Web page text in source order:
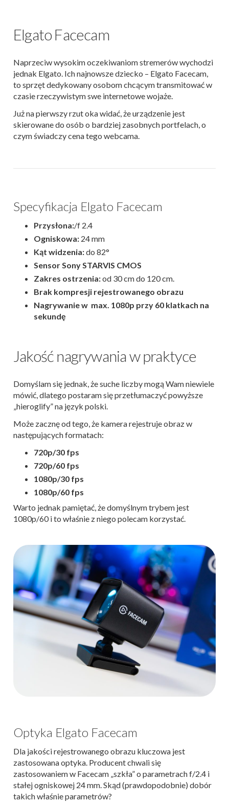
Elgato Facecam
Naprzeciw wysokim oczekiwaniom stremerów wychodzi
jednak Elgato. Ich najnowsze dziecko – Elgato Facecam,
to sprzęt dedykowany osobom chcącym transmitować w
czasie rzeczywistym swe internetowe wojaże.
Już na pierwszy rzut oka widać, że urządzenie jest
skierowane do osób o bardziej zasobnych portfelach, o
czym świadczy cena tego webcama.
Specyfikacja Elgato Facecam
Przysłona:/f 2.4
Ogniskowa: 24 mm
Kąt widzenia:do 82°
Sensor Sony STARVIS CMOS
Zakres ostrzenia:od 30 cm do 120 cm.
Brak kompresji rejestrowanego obrazu
Nagrywanie w max. 1080p przy 60 klatkach na
sekundę
Jakość nagrywania w praktyce
Domyślam się jednak, że suche liczby mogą Wam niewiele
mówić, dlatego postaram się przetłumaczyć powyższe
„hieroglify” na język polski.
Może zacznę od tego, że kamera rejestruje obraz w
następujących formatach:
720p/30 fps
720p/60 fps
1080p/30 fps
1080p/60 fps
Warto jednak pamiętać, że domyślnym trybem jest
1080p/60 i to właśnie z niego polecam korzystać.
Optyka Elgato Facecam
Dla jakości rejestrowanego obrazu kluczowa jest
zastosowana optyka. Producent chwali się
zastosowaniem w Facecam „szkła” o parametrach f/2.4 i
stałej ogniskowej 24 mm. Skąd (prawdopodobnie) dobór
takich właśnie parametrów?